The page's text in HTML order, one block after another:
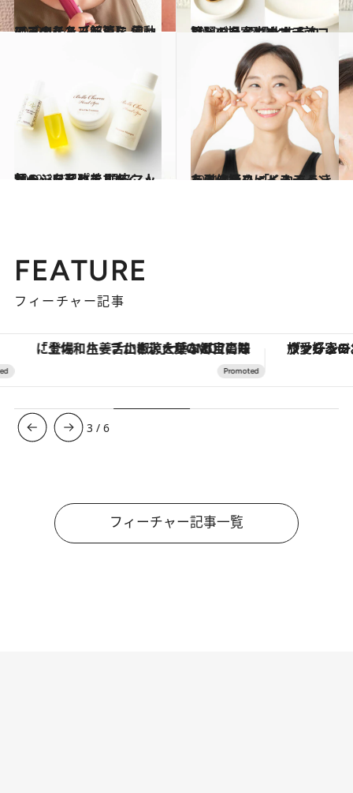
2022.4.24
アゴのたるみ解消に 電動のフェイスブラシを 使ってみました【前篇】
ビューティ＆ヘルス 2022.4.3
話題のハイカカオチョコレートを 習慣化するコツ、ご提案します【前篇】
ビューティ＆ヘルス
2022.3.13
額のシワを改善すべく 人気ヘッドスパで 頭皮マッサージを習いました
ビューティ＆ヘルス 2021.4.4
たるんだフェイスラインを引き締め 「くれあうきうき体操」にトライ！
ライフスタイル
FEATURE
フィーチャー記事
「土佐和ハーブかき氷」がOMO7高知に登場！生姜、山椒、大葉など目にも舌にも涼を呼ぶ郷土の味 ヴァシュロン・コンスタンタ
3 /6
フィーチャー記事一覧